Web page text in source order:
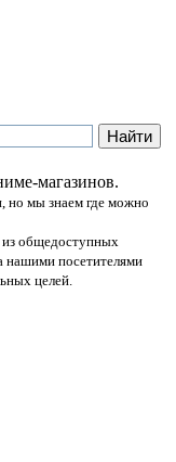
магазинов.
но мы знаем где можно
из общедоступных
нашими посетителями
целей.